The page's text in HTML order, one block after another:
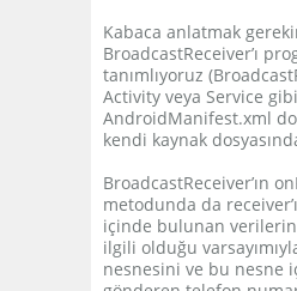
Kabaca anlatmak
BroadcastReceiver’ı
tanımlıyoruz
Activity veya Service gibi
AndroidManifest.xml
kendi kaynak
BroadcastReceiver’ın
metodunda da
içinde bulunan verilerin
ilgili olduğu
nesnesini ve bu nesne